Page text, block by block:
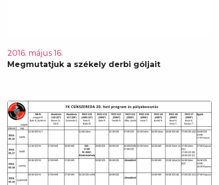
2016. május 16.
Megmutatjuk a székely derbi góljait